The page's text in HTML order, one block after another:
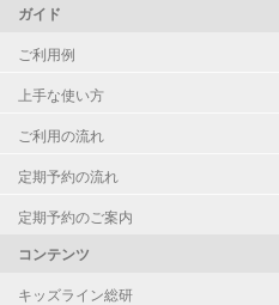
ガイド
ご利用例
上手な使い方
ご利用の流れ
定期予約の流れ
定期予約のご案内
コンテンツ
キッズライン総研